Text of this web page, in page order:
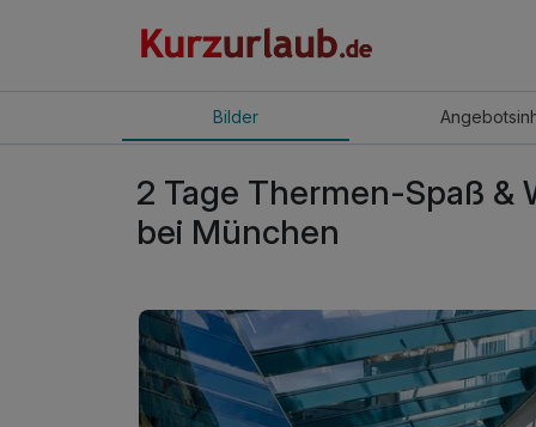
Bilder Angebot
2 Tage Thermen-Spaß
bei München